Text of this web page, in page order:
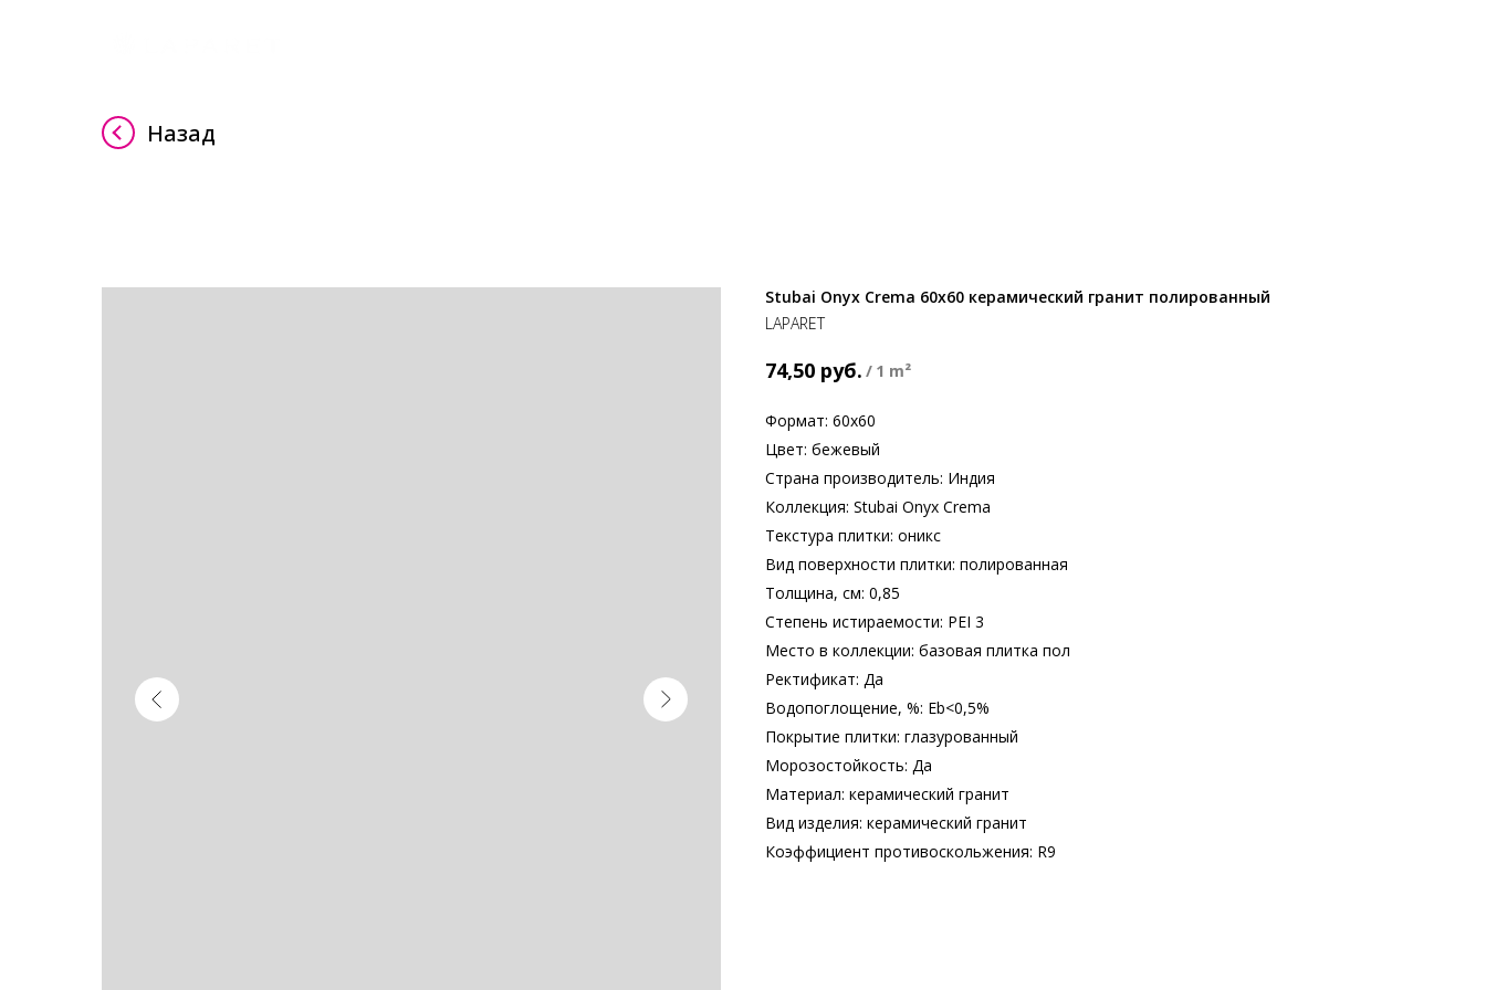
Назад
Stubai Onyx Crema 60x60 керамический гранит полированный
LAPARET
74,50 руб. / 1 m²
Формат: 60х60
Цвет: бежевый
Страна производитель: Индия
Коллекция: Stubai Onyx Crema
Текстура плитки: оникс
Вид поверхности плитки: полированная
Толщина, см: 0,85
Степень истираемости: PEI 3
Место в коллекции: базовая плитка пол
Ректификат: Да
Водопоглощение, %: Еb<0,5%
Покрытие плитки: глазурованный
Морозостойкость: Да
Материал: керамический гранит
Вид изделия: керамический гранит
Коэффициент противоскольжения: R9